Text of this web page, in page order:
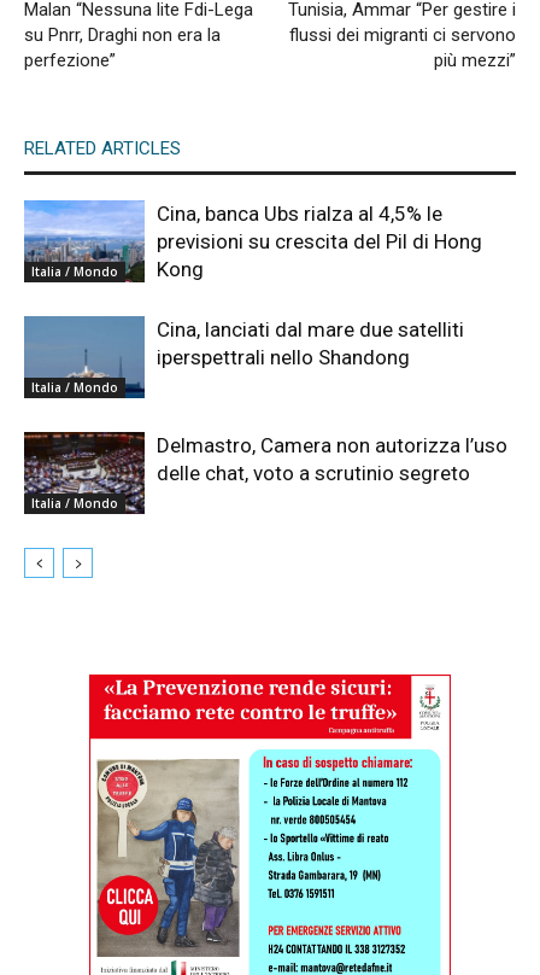
Malan “Nessuna lite Fdi-Lega
su Pnrr, Draghi non era la
perfezione”
Tunisia, Ammar “Per gestire i
flussi dei migranti ci servono
più mezzi”
RELATED ARTICLES
Italia / Mondo
Cina, banca Ubs rialza al 4,5% le
previsioni su crescita del Pil di Hong
Kong
Italia / Mondo
Cina, lanciati dal mare due satelliti
iperspettrali nello Shandong
Italia / Mondo
Delmastro, Camera non autorizza l’uso
delle chat, voto a scrutinio segreto